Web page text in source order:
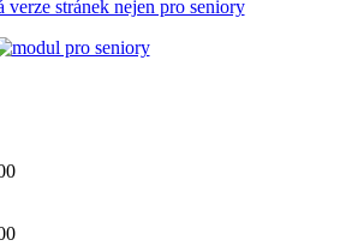
verze stránek nejen pro seniory